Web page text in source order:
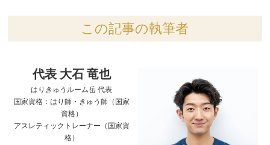
この記事の執筆者
代表 大石 竜也
はりきゅうルーム岳 代表
国家資格：はり師・きゅう師（国家
資格）
アスレティックトレーナー（国家資
格）